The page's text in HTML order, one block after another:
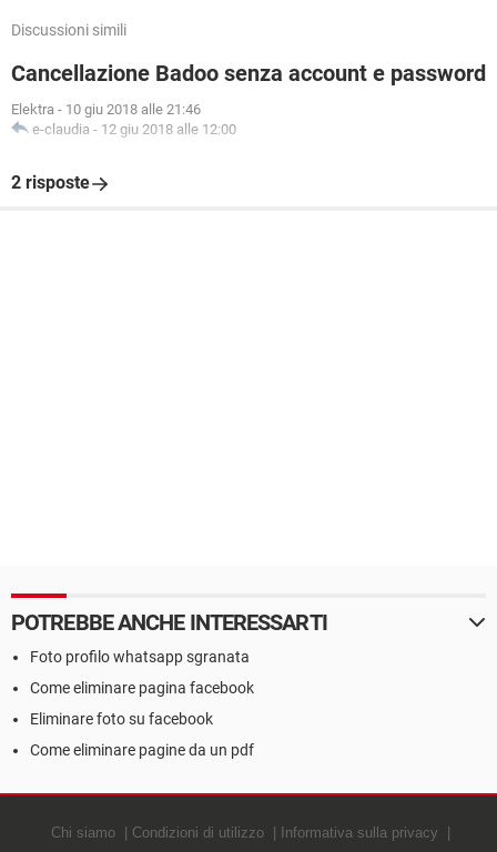
Discussioni simili
Cancellazione Badoo senza account e password
Elektra - 10 giu 2018 alle 21:46
e-claudia - 12 giu 2018 alle 12:00
2 risposte
POTREBBE ANCHE INTERESSARTI
Foto profilo whatsapp sgranata
Come eliminare pagina facebook
Eliminare foto su facebook
Come eliminare pagine da un pdf
Chi siamo Condizioni di utilizzo Informativa sulla privacy